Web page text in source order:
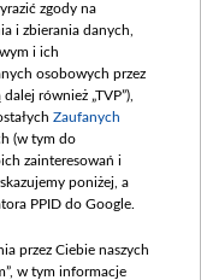
zgody na
i zbierania danych,
i ich
osobowych przez
również „TVP”),
Zaufanych
(w tym do
zainteresowań i
poniżej, a
PPID do Google.
przez Ciebie naszych
w tym informacje